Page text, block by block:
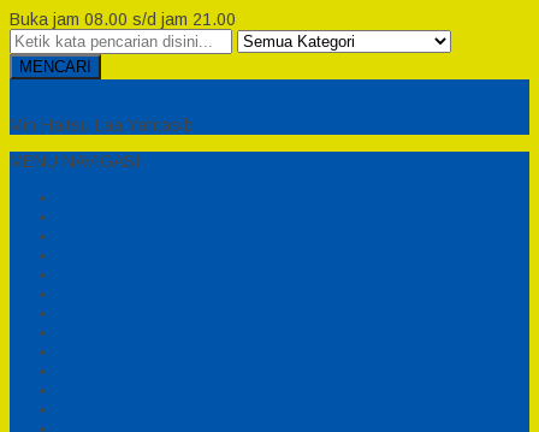
Buka jam 08.00 s/d jam 21.00
MENCARI
Min Haitsu Laa Yahtasib
MENU NAVIGASI